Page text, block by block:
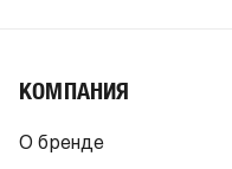
КОМПАНИЯ
О бренде